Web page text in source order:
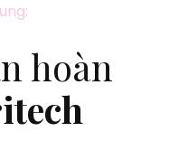
hoàn